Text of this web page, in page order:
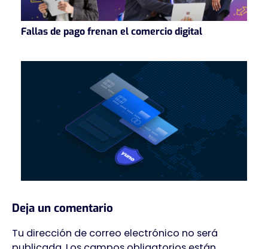
Fallas de pago frenan el comercio digital
Deja un comentario
Tu dirección de correo electrónico no será